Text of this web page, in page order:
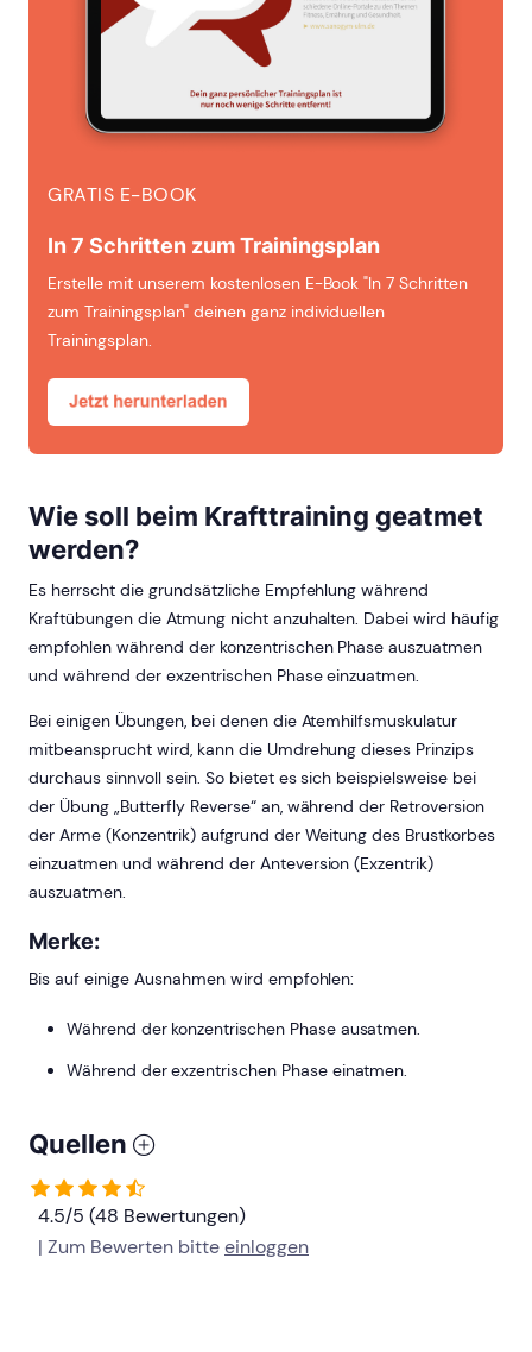
GRATIS E-BOOK
In 7 Schritten zum Trainingsplan
Erstelle mit unserem kostenlosen E-Book "In 7 Schritten
zum Trainingsplan" deinen ganz individuellen
Trainingsplan.
Wie soll beim Krafttraining geatmet
werden?
Es herrscht die grundsätzliche Empfehlung während
Kraftübungen die Atmung nicht anzuhalten. Dabei wird häufig
empfohlen während der konzentrischen Phase auszuatmen
und während der exzentrischen Phase einzuatmen.
Bei einigen Übungen, bei denen die Atemhilfsmuskulatur
mitbeansprucht wird, kann die Umdrehung dieses Prinzips
durchaus sinnvoll sein. So bietet es sich beispielsweise bei
der Übung „Butterfly Reverse“ an, während der Retroversion
der Arme (Konzentrik) aufgrund der Weitung des Brustkorbes
einzuatmen und während der Anteversion (Exzentrik)
auszuatmen.
Merke:
Bis auf einige Ausnahmen wird empfohlen:
Während der konzentrischen Phase ausatmen.
Während der exzentrischen Phase einatmen.
Quellen
4.5/5 (48 Bewertungen)
| Zum Bewerten bitteeinloggen